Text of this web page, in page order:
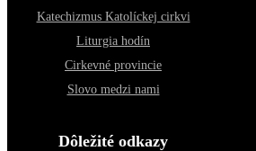
Katechizmus Katolíckej cirkvi
Liturgia hodín
Cirkevné provincie
Slovo medzi nami
Dôležité odkazy